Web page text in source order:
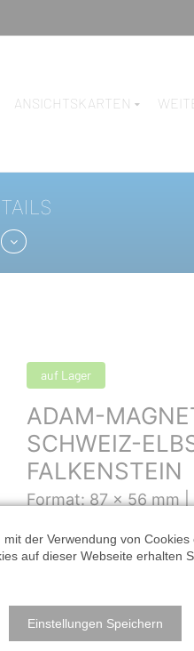
ANSICHTSKARTEN
auf Lager
ADAM-
SCHWEIZ-
FALKENSTEIN
Format: 87 x 56 mm |
Sächsische Schweiz -
(mit Epoxidharz-Dom)
Anzahl:
der Verwendung von Cookies
auf dieser Webseite erhalten
Einstellungen Speichern